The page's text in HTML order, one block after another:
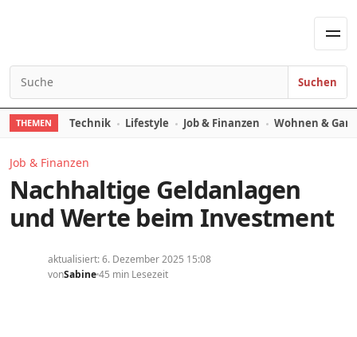
Search for:
Suchen
THEMEN Technik Lifestyle Job & Finanzen Wohnen &
Job & Finanzen
Nachhaltige Geldanlagen
und Werte beim Investment
aktualisiert: 6. Dezember 2025 15:08
vonSabine45 min Lesezeit